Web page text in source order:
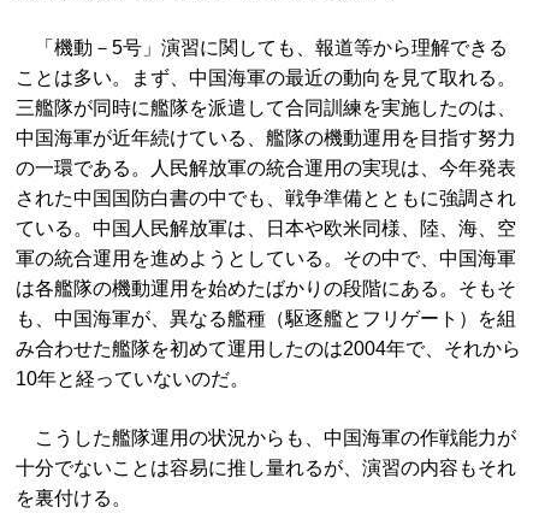
「機動－5号」演習に関しても、報道等から理解できる
ことは多い。まず、中国海軍の最近の動向を見て取れる。
三艦隊が同時に艦隊を派遣して合同訓練を実施したのは、
中国海軍が近年続けている、艦隊の機動運用を目指す努力
の一環である。人民解放軍の統合運用の実現は、今年発表
された中国国防白書の中でも、戦争準備とともに強調され
ている。中国人民解放軍は、日本や欧米同様、陸、海、空
軍の統合運用を進めようとしている。その中で、中国海軍
は各艦隊の機動運用を始めたばかりの段階にある。そもそ
も、中国海軍が、異なる艦種（駆逐艦とフリゲート）を組
み合わせた艦隊を初めて運用したのは2004年で、それから
10年と経っていないのだ。
こうした艦隊運用の状況からも、中国海軍の作戦能力が
十分でないことは容易に推し量れるが、演習の内容もそれ
を裏付ける。